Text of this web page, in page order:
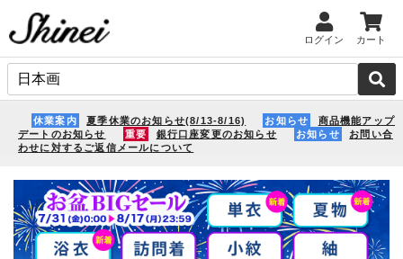
ログイン カート
休業案内 夏季休業のお知らせ(8/13-8/16) お知らせ
商品機能アップ
デートのお知らせ
重要 銀行口座変更のお知らせ お知らせ
お問い合
わせに対するご返信メールについて